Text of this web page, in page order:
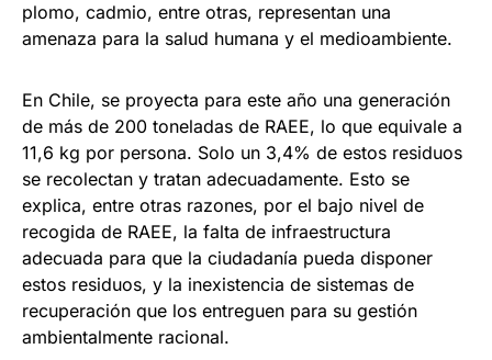
plomo, cadmio, entre otras, representan una
amenaza para la salud humana y el medioambiente.
En Chile, se proyecta para este año una generación
de más de 200 toneladas de RAEE, lo que equivale a
11,6 kg por persona. Solo un 3,4% de estos residuos
se recolectan y tratan adecuadamente. Esto se
explica, entre otras razones, por el bajo nivel de
recogida de RAEE, la falta de infraestructura
adecuada para que la ciudadanía pueda disponer
estos residuos, y la inexistencia de sistemas de
recuperación que los entreguen para su gestión
ambientalmente racional.